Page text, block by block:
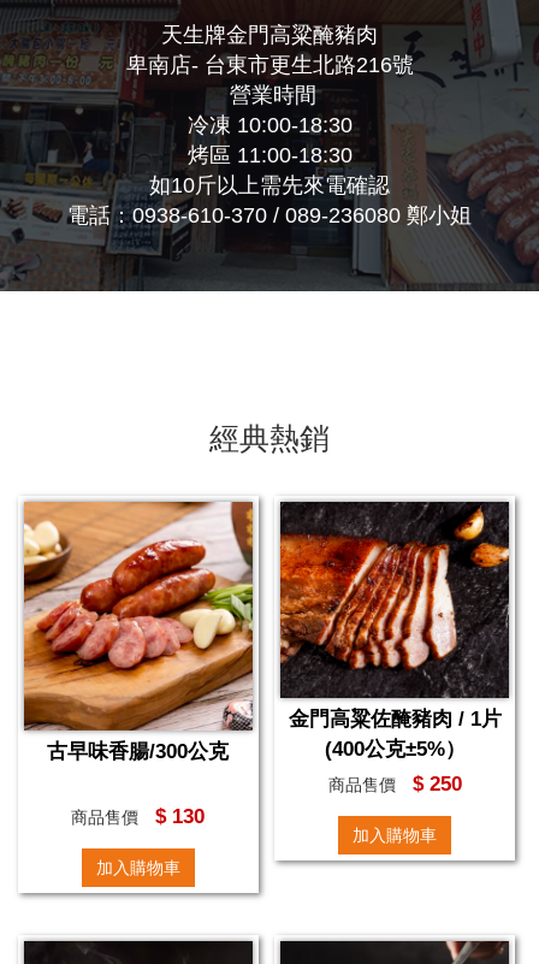
天生牌金門高粱醃豬肉
卑南店- 台東市更生北路216號
營業時間
冷凍 10:00-18:30
烤區 11:00-18:30
如10斤以上需先來電確認
電話：0938-610-370 / 089-236080 鄭小姐
經典熱銷
古早味香腸/300公克
商品售價 $ 130
加入購物車
金門高粱佐醃豬肉 / 1片
(400公克±5%）
商品售價 $ 250
加入購物車